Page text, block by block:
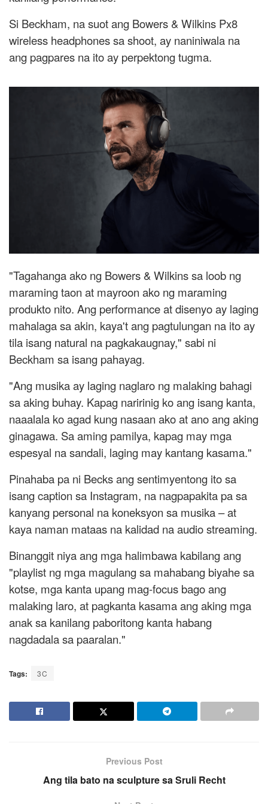
Si Beckham, na suot ang Bowers & Wilkins Px8
wireless headphones sa shoot, ay naniniwala na
ang pagpares na ito ay perpektong tugma.
"Tagahanga ako ng Bowers & Wilkins sa loob ng
maraming taon at mayroon ako ng maraming
produkto nito. Ang performance at disenyo ay laging
mahalaga sa akin, kaya't ang pagtulungan na ito ay
tila isang natural na pagkakaugnay," sabi ni
Beckham sa isang pahayag.
"Ang musika ay laging naglaro ng malaking bahagi
sa aking buhay. Kapag naririnig ko ang isang kanta,
naaalala ko agad kung nasaan ako at ano ang aking
ginagawa. Sa aming pamilya, kapag may mga
espesyal na sandali, laging may kantang kasama."
Pinahaba pa ni Becks ang sentimyentong ito sa
isang caption sa Instagram, na nagpapakita pa sa
kanyang personal na koneksyon sa musika – at
kaya naman mataas na kalidad na audio streaming.
Binanggit niya ang mga halimbawa kabilang ang
"playlist ng mga magulang sa mahabang biyahe sa
kotse, mga kanta upang mag-focus bago ang
malaking laro, at pagkanta kasama ang aking mga
anak sa kanilang paboritong kanta habang
nagdadala sa paaralan."
Tags: 3C
Previous Post
Ang tila bato na sculpture sa Sruli Recht